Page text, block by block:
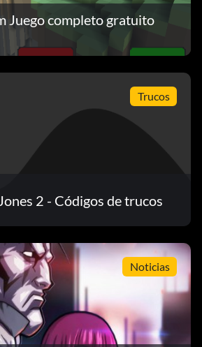
Juego completo gratuito
Trucos
2 - Códigos de trucos
Noticias